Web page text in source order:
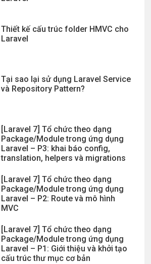
Thiết kế cấu trúc folder HMVC cho
Laravel
Tại sao lại sử dụng Laravel Service
và Repository Pattern?
[Laravel 7] Tổ chức theo dạng
Package/Module trong ứng dụng
Laravel – P3: khai báo config,
translation, helpers và migrations
[Laravel 7] Tổ chức theo dạng
Package/Module trong ứng dụng
Laravel – P2: Route và mô hình
MVC
[Laravel 7] Tổ chức theo dạng
Package/Module trong ứng dụng
Laravel – P1: Giới thiệu và khởi tạo
cấu trúc thư mục cơ bản